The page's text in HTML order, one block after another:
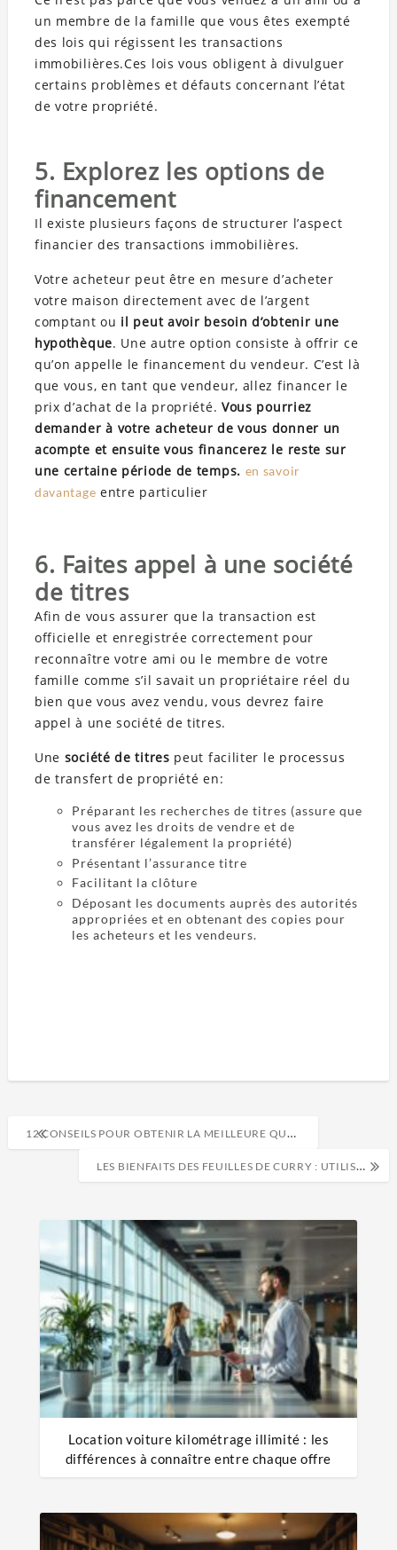
un membre de la famille que vous êtes exempté
des lois qui régissent les transactions
immobilières.Ces lois vous obligent à divulguer
certains problèmes et défauts concernant l’état
de votre propriété.
5. Explorez les options de
financement
Il existe plusieurs façons de structurer l’aspect
financier des transactions immobilières.
Votre acheteur peut être en mesure d’acheter
votre maison directement avec de l’argent
comptant ou il peut avoir besoin d’obtenir une
hypothèque. Une autre option consiste à offrir ce
qu’on appelle le financement du vendeur. C’est là
que vous, en tant que vendeur, allez financer le
prix d’achat de la propriété. Vous pourriez
demander à votre acheteur de vous donner un
acompte et ensuite vous financerez le reste sur
une certaine période de temps. en savoir
davantage entre particulier
6. Faites appel à une société
de titres
Afin de vous assurer que la transaction est
officielle et enregistrée correctement pour
reconnaître votre ami ou le membre de votre
famille comme s’il savait un propriétaire réel du
bien que vous avez vendu, vous devrez faire
appel à une société de titres.
Une société de titres peut faciliter le processus
de transfert de propriété en:
Préparant les recherches de titres (assure que
vous avez les droits de vendre et de
transférer légalement la propriété)
Présentant l’assurance titre
Facilitant la clôture
Déposant les documents auprès des autorités
appropriées et en obtenant des copies pour
les acheteurs et les vendeurs.
12 CONSEILS POUR OBTENIR LA MEILLEURE QUALITÉ SONORE DANS VOTRE VOITURE
LES BIENFAITS DES FEUILLES DE CURRY : UTILISEZ LE KADI PATTA POUR VOTRE SANTÉ, VOTRE BEAUTÉ ET VOS CHEVEUX
Location voiture kilométrage illimité : les
différences à connaître entre chaque offre